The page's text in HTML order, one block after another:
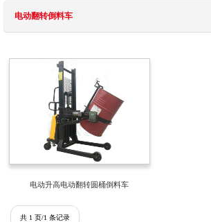
电动翻转倒料车
电动升高电动翻转圆桶倒料车
共 1 页/1 条记录